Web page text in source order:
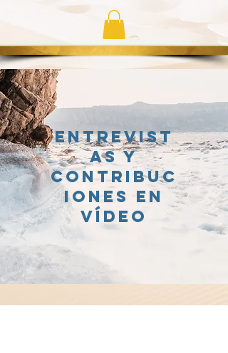
Entrevist
as y
contribuc
iones en
vídeo